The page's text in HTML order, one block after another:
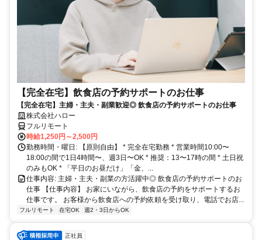
【完全在宅】飲食店の予約サポートのお仕事
【完全在宅】主婦・主夫・副業歓迎◎ 飲食店の予約サポートのお仕事
株式会社ハロー
フルリモート
時給1,250円～2,500円
勤務時間・曜日: 【原則自由】 * 完全在宅勤務 * 営業時間10:00〜
18:00の間で1日4時間〜、週3日〜OK * 推奨：13〜17時の間 * 土日祝
のみもOK * 「平日のお昼だけ」「金、...
仕事内容: 主婦・主夫・副業の方活躍中◎ 飲食店の予約サポートのお
仕事 【仕事内容】 お家にいながら、飲食店の予約をサポートするお
仕事です。 お客様から飲食店への予約依頼を受け取り、電話でお店...
フルリモート 在宅OK 週2・3日からOK
正社員